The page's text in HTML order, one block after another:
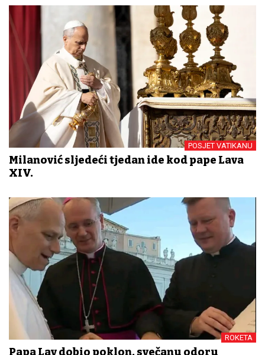
POSJET VATIKANU
Milanović sljedeći tjedan ide kod pape Lava
XIV.
ROKETA
Papa Lav dobio poklon, svečanu odoru